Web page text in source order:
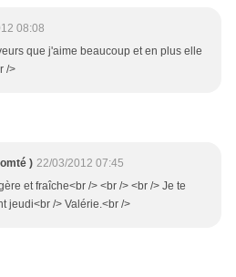
08:08
que j'aime beaucoup et en plus elle
/>
) 22/03/2012 07:45
et fraîche<br /> <br /> <br /> Je te
jeudi<br /> Valérie.<br />